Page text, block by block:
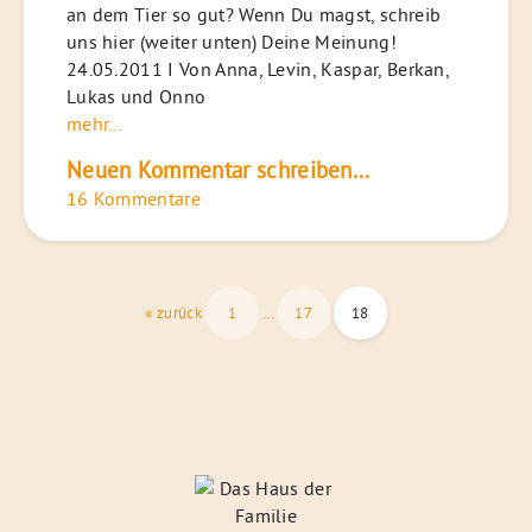
an dem Tier so gut? Wenn Du magst, schreib
uns hier (weiter unten) Deine Meinung!
24.05.2011 I Von Anna, Levin, Kaspar, Berkan,
Lukas und Onno
mehr...
Neuen Kommentar schreiben...
16 Kommentare
Seitennummerierung
« zurück 1 … 17 18